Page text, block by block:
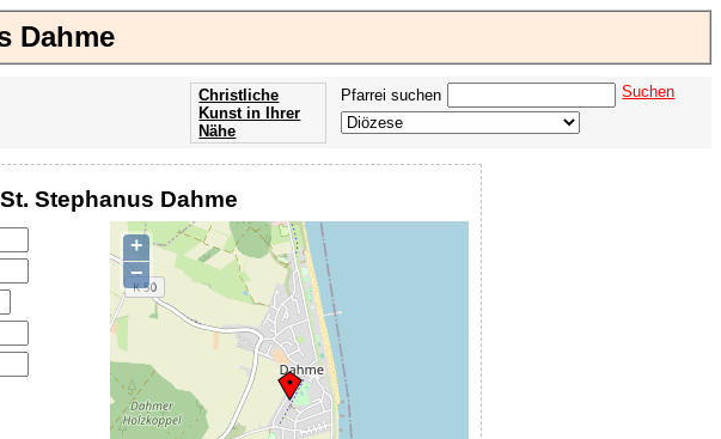
Dahme
Pfarrei suchen Suchen
Christliche
Kunst in Ihrer
Nähe
Stephanus Dahme
+
−